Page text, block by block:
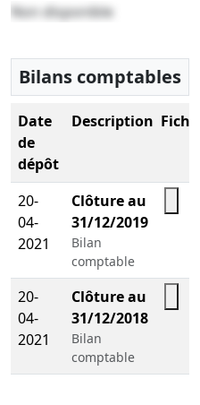
Non disponible
Bilans comptables
Date
de
dépôt
Description Fichier
20-
04-
2021
Clôture au
31/12/2019
Bilan
comptable
20-
04-
2021
Clôture au
31/12/2018
Bilan
comptable